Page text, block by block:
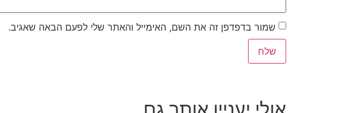
שמור בדפדפן זה את השם, האימייל והאתר שלי לפעם הבאה שאגיב.